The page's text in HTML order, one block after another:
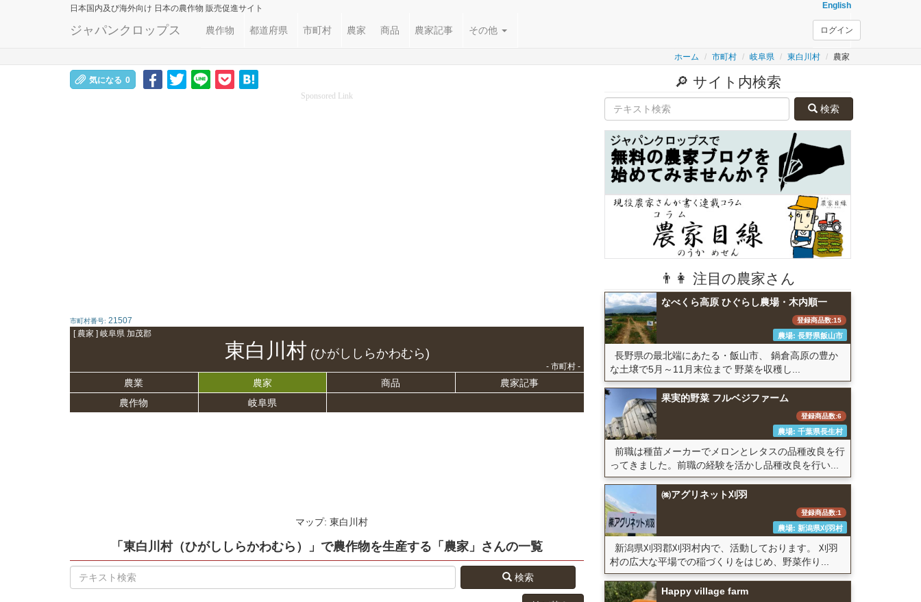
日本国内及び海外向け 日本の農作物 販売促進サイト English
ジャパンクロップス 農作物 都道府県 市町村 農家 商品 農家記事 その他 ログイン
ホーム 市町村 岐阜県 東白川村 農家
気になる 0
Sponsored Link
市町村番号: 21507
[ 農家 ] 岐阜県 加茂郡
東白川村 (ひがししらかわむら)
- 市町村 -
農業 農家 商品
農家記事
農作物
岐阜県
マップ: 東白川村
「東白川村（ひがししらかわむら）」 で農作物を生産する 「農家」さんの一覧
検索
🔎 サイト内検索
検索
👨👩 注目の農家さん
なべくら高原 ひぐらし農場・木内順一
登録商品数:15
農場: 長野県飯山市
長野県の最北端にあたる・飯山市、 鍋倉高原の豊か
な土壌で5月～11月末位まで 野菜を収穫し...
果実的野菜 フルベジファーム
登録商品数:6
農場: 千葉県長生村
前職は種苗メーカーでメロンとレタスの品種改良を行
ってきました。前職の経験を活かし品種改良を行い...
㈱アグリネット刈羽
登録商品数:1
農場: 新潟県刈羽村
新潟県刈羽郡刈羽村内で、活動しております。 刈羽
村の広大な平場での稲づくりをはじめ、野菜作り...
Happy village farm